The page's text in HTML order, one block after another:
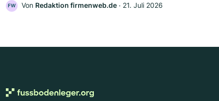
FW Von Redaktion firmenweb.de ‧ 21. Juli 2026